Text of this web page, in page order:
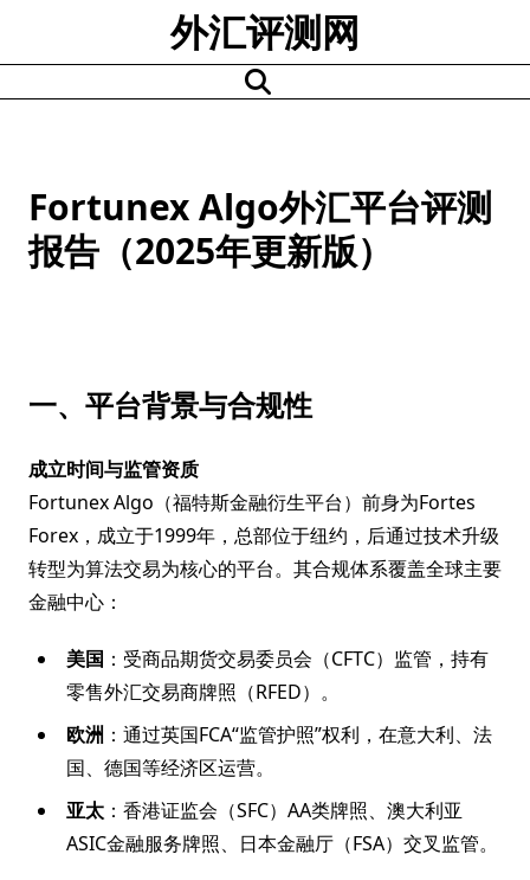
content
外汇评测网
Fortunex Algo外汇平台评测
报告（2025年更新版）
一、平台背景与合规性
成立时间与监管资质
Fortunex Algo（福特斯金融衍生平台）前身为Fortes
Forex，成立于1999年，总部位于纽约，后通过技术升级
转型为算法交易为核心的平台。其合规体系覆盖全球主要
金融中心：
美国 ：受商品期货交易委员会（CFTC）监管，持有
零售外汇交易商牌照（RFED）。
欧洲 ：通过英国FCA“监管护照”权利，在意大利、法
国、德国等经济区运营。
亚太 ：香港证监会（SFC）AA类牌照、澳大利亚
ASIC金融服务牌照、日本金融厅（FSA）交叉监管。